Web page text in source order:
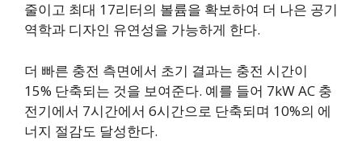
줄이고 최대 17리터의 볼륨을 확보하여 더 나은 공기
역학과 디자인 유연성을 가능하게 한다.
더 빠른 충전 측면에서 초기 결과는 충전 시간이
15% 단축되는 것을 보여준다. 예를 들어 7kW AC 충
전기에서 7시간에서 6시간으로 단축되며 10%의 에
너지 절감도 달성한다.